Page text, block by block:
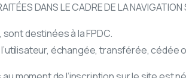
DANS LE CADRE DE LA NAVIGATION
destinées à la FPDC.
échangée, transférée, cédée